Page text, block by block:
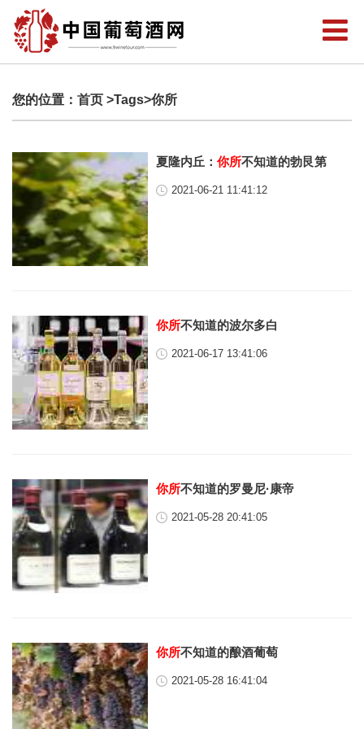
您的位置： 首页 >Tags>你所
夏隆内丘：你所不知道的勃艮第
2021-06-21 11:41:12
你所不知道的波尔多白
2021-06-17 13:41:06
你所不知道的罗曼尼·康帝
2021-05-28 20:41:05
你所不知道的酿酒葡萄
2021-05-28 16:41:04